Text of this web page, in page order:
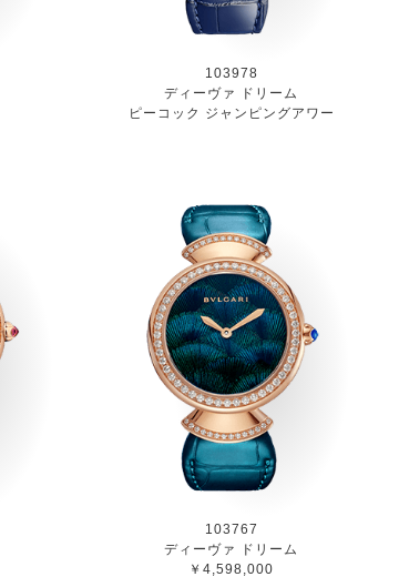
103978
ディーヴァ ドリーム
ピーコック ジャンピングアワー
103767
ディーヴァ ドリーム
￥4,598,000